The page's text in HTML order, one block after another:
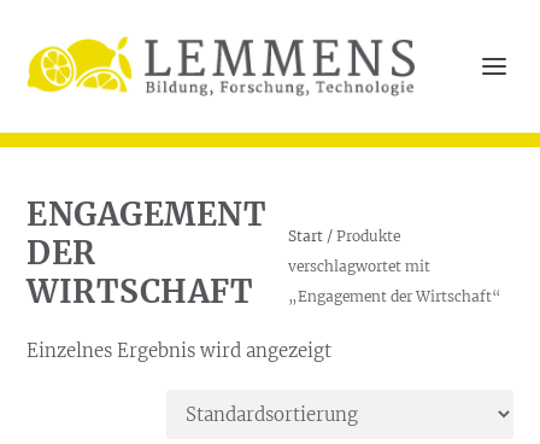
ENGAGEMENT
DER
WIRTSCHAFT
Start / Produkte
verschlagwortet mit
„Engagement der Wirtschaft“
Einzelnes Ergebnis wird angezeigt